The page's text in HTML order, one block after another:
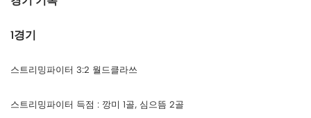
1경기
스트리밍파이터 3:2 월드클라쓰
스트리밍파이터 득점 : 깡미 1골, 심으뜸 2골